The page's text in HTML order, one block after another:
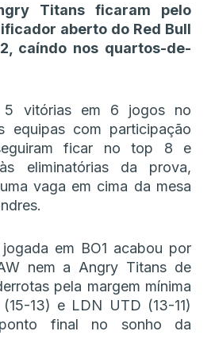
Titans ficaram pelo
aberto do Red Bull
caíndo nos quartos-de-
5 vitórias em 6 jogos no
equipas com participação
ficar no top 8 e
eliminatórias da prova,
vaga em cima da mesa
em BO1 acabou por
nem a Angry Titans de
pela margem mínima
13) e LDN UTD (13-11)
final no sonho da